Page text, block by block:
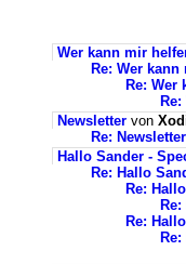
Wer kann mir
Re: Wer
Re: Wer
Newsletter von
Re: Newsletter
Hallo Sander -
Re: Hallo
Re:
Re: